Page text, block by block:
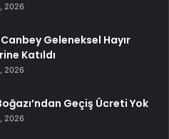
2026
Geleneksel Hayır
Katıldı
2026
Geçiş Ücreti Yok
2026